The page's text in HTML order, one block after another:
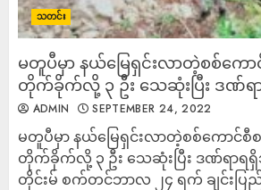
သတင်း
မတူပီမှာ နယ်မြေရှင်းလာတဲ့စစ်ကော
တိုက်ခိုက်လို့ ၃ ဦး သေဆုံးပြီး ဒဏ်ရာရ
ADMIN SEPTEMBER 24, 2022
မတူပီမှာ နယ်မြေရှင်းလာတဲ့စစ်ကောင်စီ
တိုက်ခိုက်လို့ ၃ ဦး သေဆုံးပြီး ဒဏ်ရာရရှိသူ
တိုင်းမ် စက်တင်ဘာလ ၂၄ ရက် ချင်းပြ